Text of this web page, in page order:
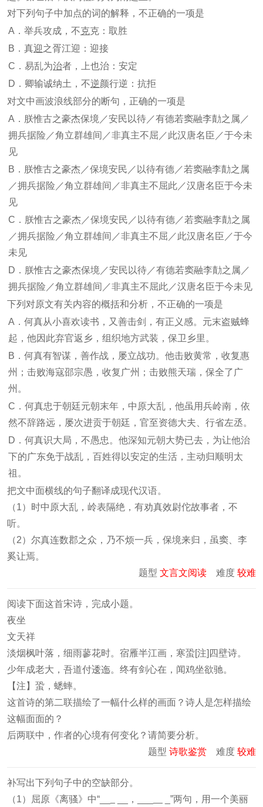
对下列句子中加点的词的解释，不正确的一项是
A．举兵攻成，不克克：取胜
B．真迎之胥江迎：迎接
C．易乱为治者，上也治：安定
D．卿输诚纳土，不逆颜行逆：抗拒
对文中画波浪线部分的断句，正确的一项是
A．朕惟古之豪杰保境／安民以待／有德若窦融李勣之属／
拥兵据险／角立群雄间／非真主不屈／此汉唐名臣／于今未
见
B．朕惟古之豪杰／保境安民／以待有德／若窦融李勣之属
／拥兵据险／角立群雄间／非真主不屈此／汉唐名臣于今未
见
C．朕惟古之豪杰／保境安民／以待有德／若窦融李勣之属
／拥兵据险／角立群雄间／非真主不屈／此汉唐名臣／于今
未见
D．朕惟古之豪杰保境／安民以待／有德若窦融李勣之属／
拥兵据险／角立群雄间／非真主不屈此／汉唐名臣于今未见
下列对原文有关内容的概括和分析，不正确的一项是
A．何真从小喜欢读书，又善击剑，有正义感。元末盗贼蜂
起，他因此弃官返乡，组织地方武装，保卫乡里。
B．何真有智谋，善作战，屡立战功。他击败黄常，收复惠
州；击败海寇邵宗愚，收复广州；击败熊天瑞，保全了广
州。
C．何真忠于朝廷元朝末年，中原大乱，他虽用兵岭南，依
然不辞路远，屡次进贡于朝廷，官至资德大夫、行省左丞。
D．何真识大局，不愚忠。他深知元朝大势已去，为让他治
下的广东免于战乱，百姓得以安定的生活，主动归顺明太
祖。
把文中面横线的句子翻译成现代汉语。
（1）时中原大乱，岭表隔绝，有劝真效尉佗故事者，不
听。
（2）尔真连数郡之众，乃不烦一兵，保境来归，虽窦、李
奚让焉。
题型 文言文阅读 难度 较难
阅读下面这首宋诗，完成小题。
夜坐
文天祥
淡烟枫叶落，细雨蓼花时。宿雁半江画，寒蛩[注]四壁诗。
少年成老大，吾道付逶迤。终有剑心在，闻鸡坐欲驰。
【注】蛩，蟋蟀。
这首诗的第二联描绘了一幅什么样的画面？诗人是怎样描绘
这幅面面的？
后两联中，作者的心境有何变化？请简要分析。
题型 诗歌鉴赏 难度 较难
补写出下列句子中的空缺部分。
（1）屈原《离骚》中“__
__，___
_”两句，用一个美丽